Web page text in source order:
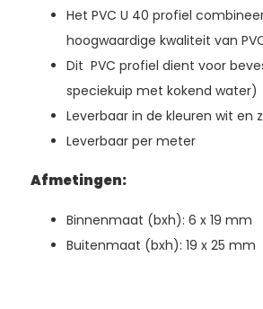
Het PVC U 40 profiel
hoogwaardige kwaliteit van
Dit PVC profiel dient voor
speciekuip met kokend water)
Leverbaar in de kleuren wit en
Leverbaar per meter
Afmetingen:
Binnenmaat (bxh): 6 x 19 mm
Buitenmaat (bxh): 19 x 25 mm